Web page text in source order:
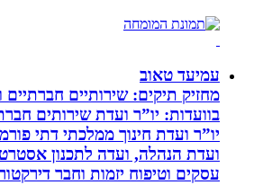
עמיעד טאוב
מחזיק תיקים: שירותיים חברתיים
בוועדות: יו”ר ועדת שירותים
יו”ר ועדת חינוך ממלכתי דתי פורמלי
ועדת הנהלה, ועדה לתכנון אסטרטגי,
עסקים וטיפוח יזמות וחבר דירקטוריון